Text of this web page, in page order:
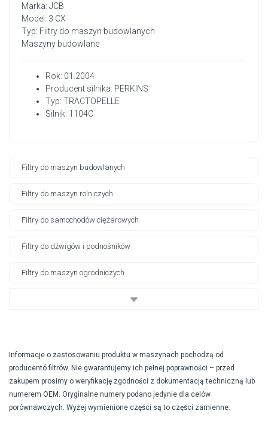
Marka: JCB
Model: 3 CX
Typ: Filtry do maszyn budowlanych
Maszyny budowlane
Rok: 01.2004
Producent silnika: PERKINS
Typ: TRACTOPELLE
Silnik: 1104C
Filtry do maszyn budowlanych
Filtry do maszyn rolniczych
Filtry do samochodów ciężarowych
Filtry do dźwigów i podnośników
Filtry do maszyn ogrodniczych
Informacje o zastosowaniu produktu w maszynach pochodzą od
producentó filtrów. Nie gwarantujemy ich pełnej poprawności – przed
zakupem prosimy o weryfikację zgodności z dokumentacją techniczną lub
numerem OEM. Oryginalne numery podano jedynie dla celów
porównawczych. Wyżej wymienione części są to części zamienne.